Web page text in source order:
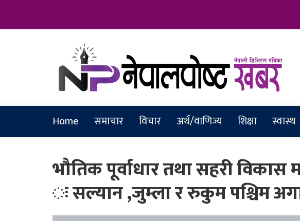
Nepalpostkhabar
Home समाचार विचार अर्थ/वाणिज्य शिक्षा स्वास्थ
भौतिक पूर्वाधार तथा सहरी विकास
ः सल्यान ,जुम्ला र रुकुम पश्चिम